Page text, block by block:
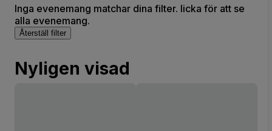
Inga evenemang matchar dina filter. licka för att se
alla evenemang.
Återställ filter
Nyligen visad